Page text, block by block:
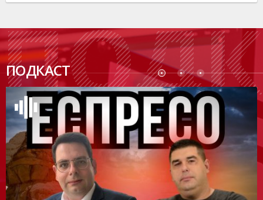
ПОДКАСТ
ПОДК
АСТ